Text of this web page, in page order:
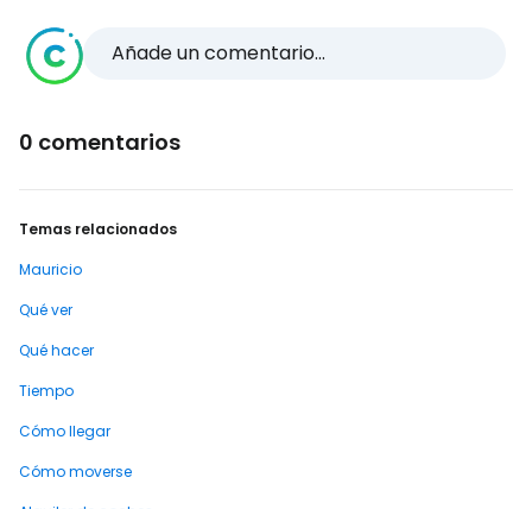
Añade un comentario...
0 comentarios
Temas relacionados
Mauricio
Qué ver
Qué hacer
Tiempo
Cómo llegar
Cómo moverse